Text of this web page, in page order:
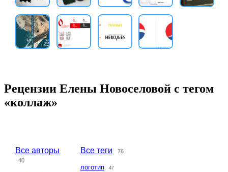
Рецензии Елены Новоселовой с тегом
«коллаж»
Все авторы
40
Все теги 76
логотип 47